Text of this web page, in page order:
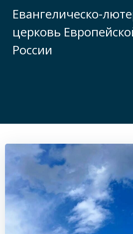
к
Евангелическо-
церковь
России